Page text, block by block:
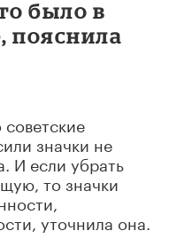
было в
пояснила
значки не
И если убрать
то значки
уточнила она.